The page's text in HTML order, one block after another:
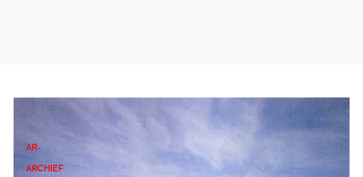
AR-
ARCHIEF